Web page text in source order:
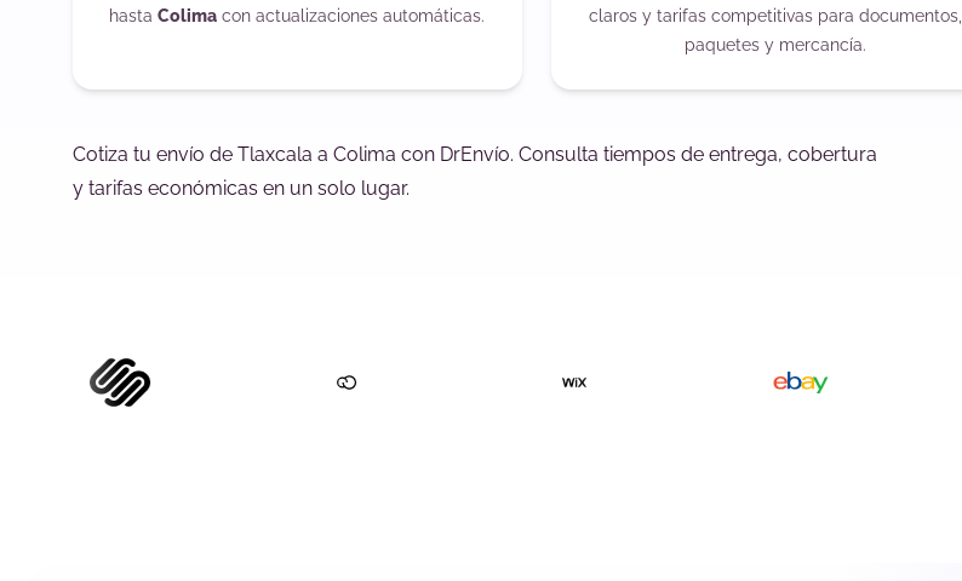
hastaColima con actualizaciones automáticas.
claros y tarifas competitivas para documentos,
paquetes y mercancía.
Cotiza tu envío de Tlaxcala a Colima con DrEnvío. Consulta tiempos de entrega, cobertura
y tarifas económicas en un solo lugar.